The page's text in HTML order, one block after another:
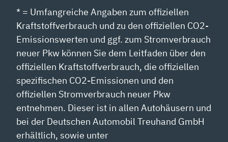
* = Umfangreiche Angaben zum offiziellen
Kraftstoffverbrauch und zu den offiziellen CO2-
Emissionswerten und ggf. zum Stromverbrauch
neuer Pkw können Sie dem Leitfaden über den
offiziellen Kraftstoffverbrauch, die offiziellen
spezifischen CO2-Emissionen und den
offiziellen Stromverbrauch neuer Pkw
entnehmen. Dieser ist in allen Autohäusern und
bei der Deutschen Automobil Treuhand GmbH
erhältlich, sowie unter